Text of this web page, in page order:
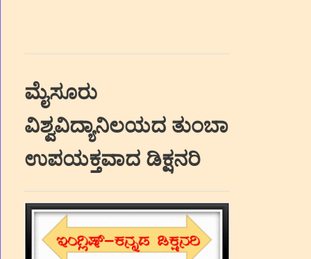
ಮೈಸೂರು
ವಿಶ್ವವಿದ್ಯಾನಿಲಯದ ತುಂಬಾ
ಉಪಯಕ್ತವಾದ ಡಿಕ್ಷನರಿ